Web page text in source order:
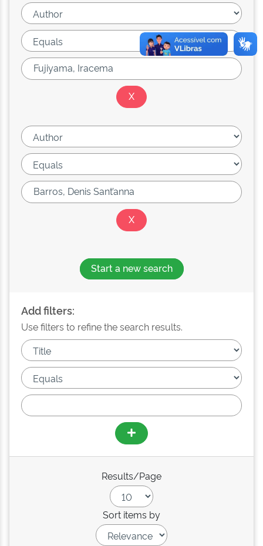
Start a new search
Add filters:
Use filters to refine the search results.
Results/Page
Sort items by